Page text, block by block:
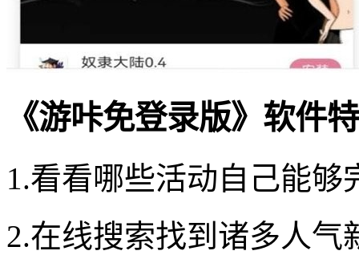
《游咔免登录版》软件
1.看看哪些活动自己能够
2.在线搜索找到诸多人气